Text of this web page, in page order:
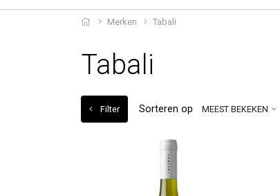
Merken Tabali
Tabali
Filter Sorteren op MEEST BEKEKEN